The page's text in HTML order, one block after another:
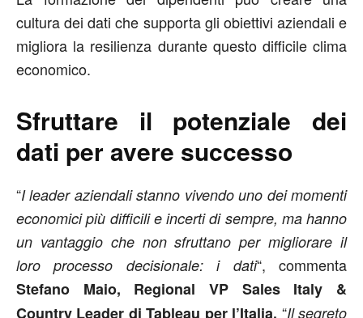
cultura dei dati che supporta gli obiettivi aziendali e
migliora la resilienza durante questo difficile clima
economico.
Sfruttare il potenziale dei
dati per avere successo
“I leader aziendali stanno vivendo uno dei momenti
economici più difficili e incerti di sempre, ma hanno
un vantaggio che non sfruttano per migliorare il
loro processo decisionale: i dati“, commenta
Stefano Maio, Regional VP Sales Italy &
Country Leader di Tableau per l’Italia. “Il segreto